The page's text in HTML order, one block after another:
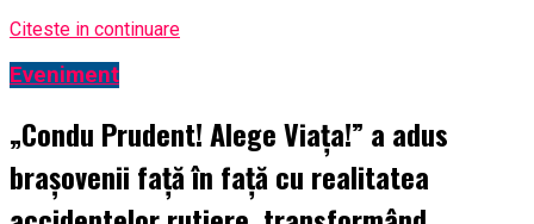
Citeste in continuare
Eveniment
„Condu Prudent! Alege Viața!” a adus
brașovenii față în față cu realitatea